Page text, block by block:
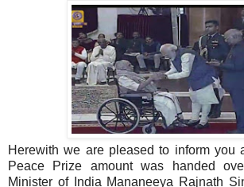
Herewith we are pleased to inform you
Peace Prize amount was handed
Minister of India Mananeeya Rajnath